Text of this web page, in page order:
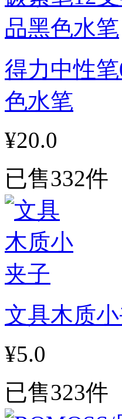
得力中性
色水笔
¥20.0
已售332件
文具木质
¥5.0
已售323件